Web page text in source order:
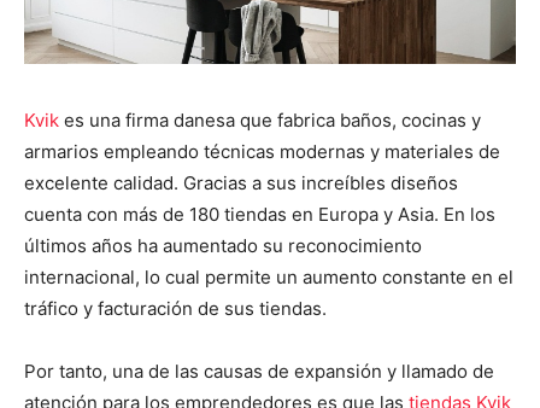
Kvik es una firma danesa que fabrica baños, cocinas y
armarios empleando técnicas modernas y materiales de
excelente calidad. Gracias a sus increíbles diseños
cuenta con más de 180 tiendas en Europa y Asia. En los
últimos años ha aumentado su reconocimiento
internacional, lo cual permite un aumento constante en el
tráfico y facturación de sus tiendas.
Por tanto, una de las causas de expansión y llamado de
atención para los emprendedores es que las tiendas Kvik